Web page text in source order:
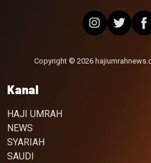
Copyright © 2026
Kanal
HAJI UMRAH
NEWS
SYARIAH
SAUDI